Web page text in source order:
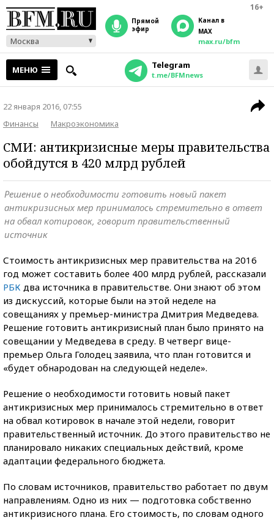
16+
Москва
прямой
эфир
Канал в
MAX
max.ru/bfm
МЕНЮ Telegram
t.me/BFMnews
22 января 2016, 07:55
Финансы
Макроэкономика
СМИ: антикризисные меры правительства
обойдутся в 420 млрд рублей
Решение о необходимости готовить новый пакет
антикризисных мер принималось стремительно в ответ
на обвал котировок, говорит правительственный
источник
Стоимость антикризисных мер правительства на 2016
год может составить более 400 млрд рублей, рассказали
РБК два источника в правительстве. Они знают об этом
из дискуссий, которые были на этой неделе на
совещаниях у премьер-министра Дмитрия Медведева.
Решение готовить антикризисный план было принято на
совещании у Медведева в среду. В четверг вице-
премьер Ольга Голодец заявила, что план готовится и
«будет обнародован на следующей неделе».
Решение о необходимости готовить новый пакет
антикризисных мер принималось стремительно в ответ
на обвал котировок в начале этой недели, говорит
правительственный источник. До этого правительство не
планировало никаких специальных действий, кроме
адаптации федерального бюджета.
По словам источников, правительство работает по двум
направлениям. Одно из них — подготовка собственно
антикризисного плана. Его стоимость, по словам одного